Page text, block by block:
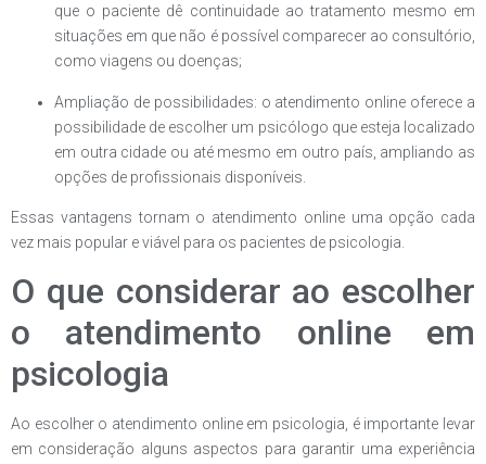
que o paciente dê continuidade ao tratamento mesmo em
situações em que não é possível comparecer ao consultório,
como viagens ou doenças;
Ampliação de possibilidades: o atendimento online oferece a
possibilidade de escolher um psicólogo que esteja localizado
em outra cidade ou até mesmo em outro país, ampliando as
opções de profissionais disponíveis.
Essas vantagens tornam o atendimento online uma opção cada
vez mais popular e viável para os pacientes de psicologia.
O que considerar ao escolher
o atendimento online em
psicologia
Ao escolher o atendimento online em psicologia, é importante levar
em consideração alguns aspectos para garantir uma experiência